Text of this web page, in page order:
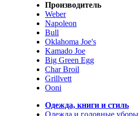
Производитель
Weber
Napoleon
Bull
Oklahoma Joe's
Kamado Joe
Big Green Egg
Char Broil
Grillvett
Ooni
Одежда, книги и стиль
Одежда и головные уборы